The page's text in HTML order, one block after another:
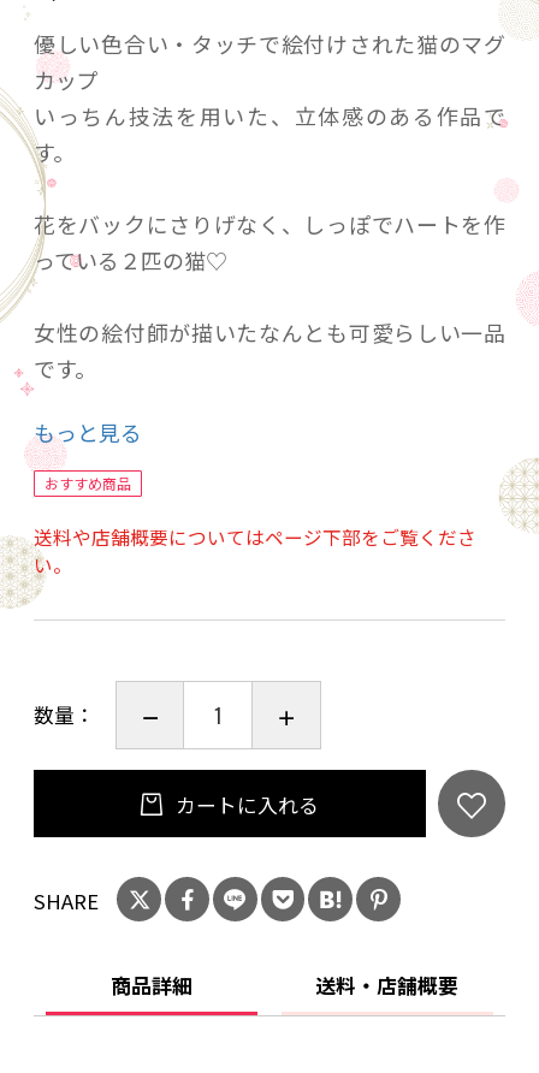
優しい色合い・タッチで絵付けされた猫のマグ
カップ
いっちん技法を用いた、立体感のある作品で
す。
花をバックにさりげなく、しっぽでハートを作
っている２匹の猫♡
女性の絵付師が描いたなんとも可愛らしい一品
です。
大切な方への記念日に、誕生日の贈り物にもお
すすめ。
ご自宅でのくつろぎ時間を。
結び猫マグと。
◎ご購入を検討中のお客様へ
当作品はひとつひとつ手作業で作っております。
若干風合いや色合いが異なる場合がございます
ので、ご了承下さい。
電子レンジ ○
オーブン ×
もっと見る
おすすめ商品
送料や店舗概要についてはページ下部をご覧くださ
い。
数量：
カートに入れる
SHARE
商品詳細 送料・店舗概要